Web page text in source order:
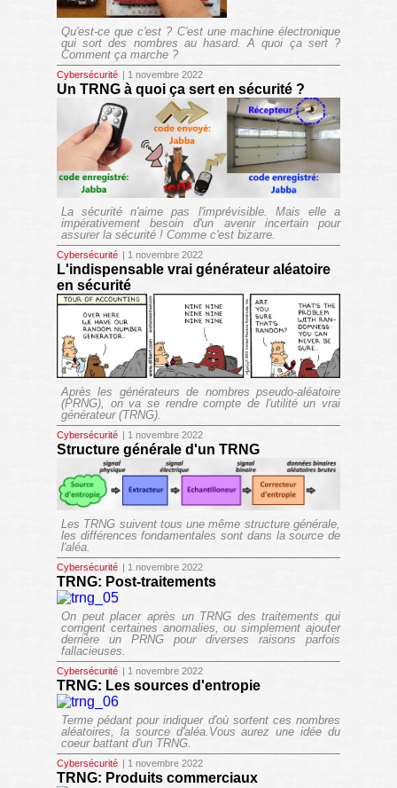
Qu'est-ce que c'est ? C'est une machine électronique
qui sort des nombres au hasard. A quoi ça sert ?
Comment ça marche ?
Cybersécurité | 1 novembre 2022
Un TRNG à quoi ça sert en sécurité ?
La sécurité n'aime pas l'imprévisible. Mais elle a
impérativement besoin d'un avenir incertain pour
assurer la sécurité ! Comme c'est bizarre.
Cybersécurité | 1 novembre 2022
L'indispensable vrai générateur aléatoire
en sécurité
Après les générateurs de nombres pseudo-aléatoire
(PRNG), on va se rendre compte de l'utilité un vrai
générateur (TRNG).
Cybersécurité | 1 novembre 2022
Structure générale d'un TRNG
Les TRNG suivent tous une même structure générale,
les différences fondamentales sont dans la source de
l'aléa.
Cybersécurité | 1 novembre 2022
TRNG: Post-traitements
On peut placer après un TRNG des traitements qui
corrigent certaines anomalies, ou simplement ajouter
derrière un PRNG pour diverses raisons parfois
fallacieuses.
Cybersécurité | 1 novembre 2022
TRNG: Les sources d'entropie
Terme pédant pour indiquer d'où sortent ces nombres
aléatoires, la source d'aléa.Vous aurez une idée du
coeur battant d'un TRNG.
Cybersécurité | 1 novembre 2022
TRNG: Produits commerciaux